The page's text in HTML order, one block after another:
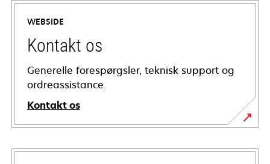
WEBSIDE
Kontakt os
Generelle forespørgsler, teknisk support og
ordreassistance.
Kontakt os